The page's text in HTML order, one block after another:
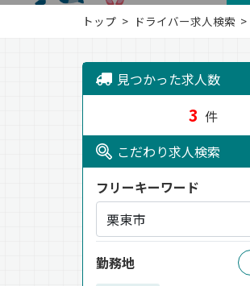
トップ ドライバー求人検索
見つかった求人数
3 件
こだわり求人検索
フリーキーワード
勤務地